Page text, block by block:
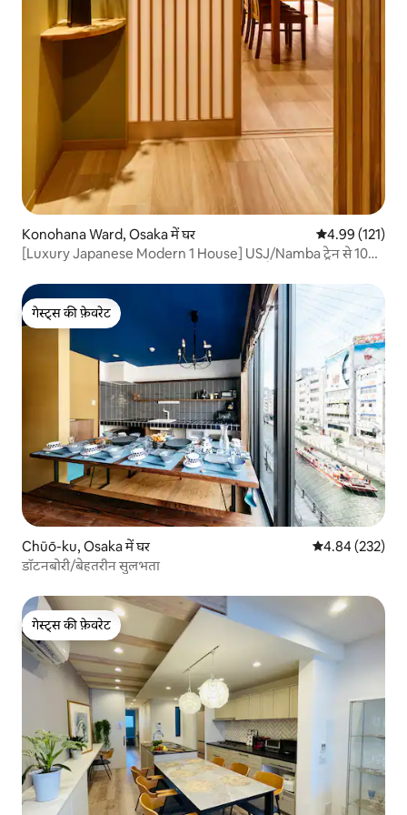
Konohana Ward, Osaka में घर औसत रेटिंग 5 में से
4.99 (121)
[Luxury Japanese Modern 1 House] USJ/Namba ट्रेन से 10
अधिकतम 13 लोग
गेस्ट्स की फ़ेवरेट
गेस्ट्स की फ़ेवरेट
Chūō-ku, Osaka में घर औसत रेटिंग 5 में से
4.84 (232)
डॉटनबोरी/बेहतरीन सुलभता
गेस्ट्स की फ़ेवरेट
गेस्ट्स की फ़ेवरेट